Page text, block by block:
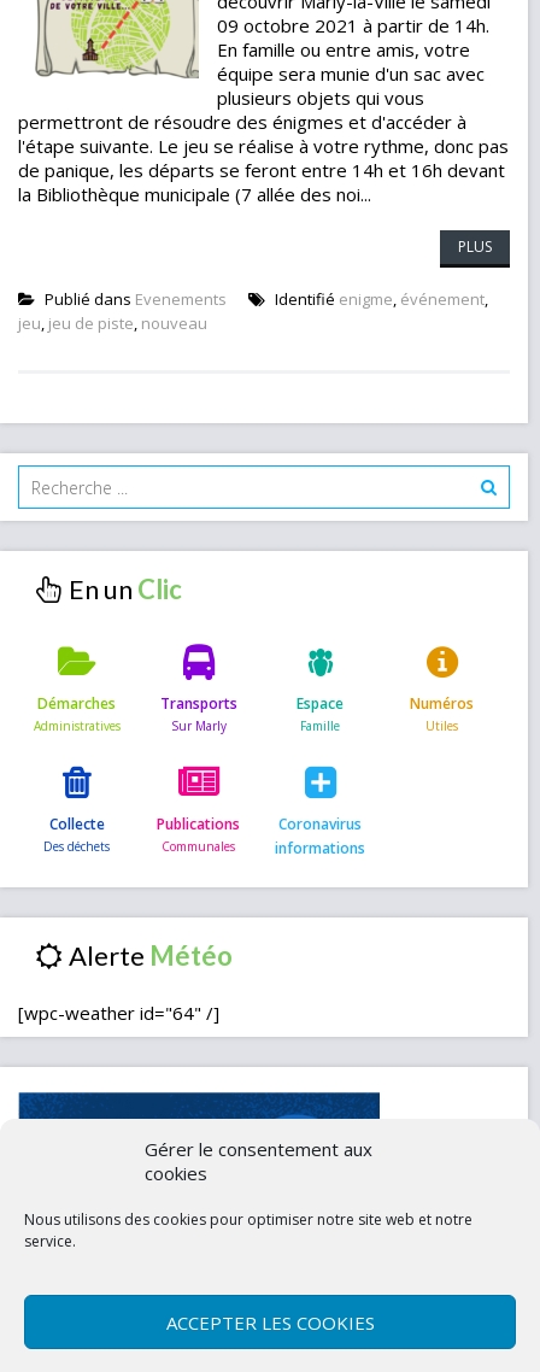
Gérer le consentement aux
cookies
Nous utilisons des cookies pour optimiser notre site web et notre
service.
ACCEPTER LES COOKIES
09 octobre 2021 à partir de 14h.
En famille ou entre amis, votre
équipe sera munie d'un sac avec
plusieurs objets qui vous
permettront de résoudre des énigmes et d'accéder à
l'étape suivante. Le jeu se réalise à votre rythme, donc pas
de panique, les départs se feront entre 14h et 16h devant
la Bibliothèque municipale (7 allée des noi...
PLUS
Publié dans Evenements Identifié enigme, événement,
jeu, jeu de piste, nouveau
En un
Démarches Transports Espace Numéros
Collecte Publications
Coronavirus
informations
Alerte
[wpc-weather id="64" /]